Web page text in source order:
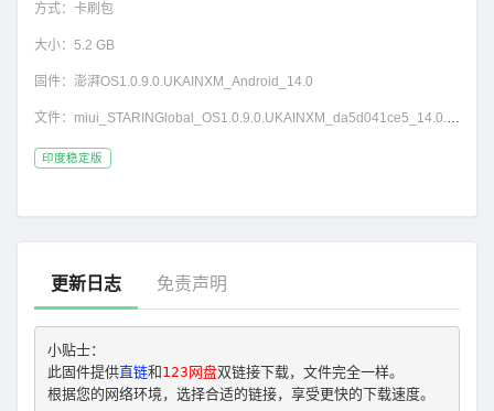
方式： 卡刷包
大小： 5.2 GB
固件： 澎湃OS1.0.9.0.UKAINXM_Android_14.0
文件： miui_STARINGlobal_OS1.0.9.0.UKAINXM_da5d041ce5_14.0.zip
印度稳定版
更新日志 免责声明
小贴士：
此固件提供直链和123网盘双链接下载，文件完全一样。
根据您的网络环境，选择合适的链接，享受更快的下载速度。